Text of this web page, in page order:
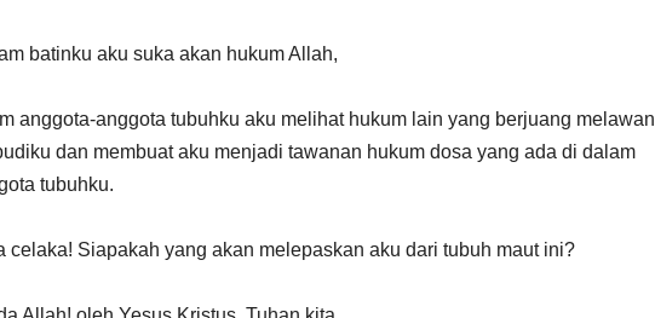
batinku aku suka akan hukum Allah,
anggota-anggota tubuhku aku melihat hukum lain yang berjuang melawan
dan membuat aku menjadi tawanan hukum dosa yang ada di dalam
tubuhku.
celaka! Siapakah yang akan melepaskan aku dari tubuh maut ini?